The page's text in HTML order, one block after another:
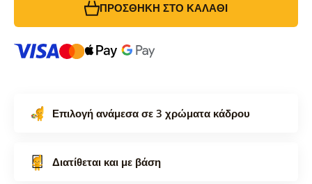
ΠΡΟΣΘΉΚΗ ΣΤΟ ΚΑΛΆΘΙ
Επιλογή ανάμεσα σε 3 χρώματα κάδρου
Διατίθεται και με βάση